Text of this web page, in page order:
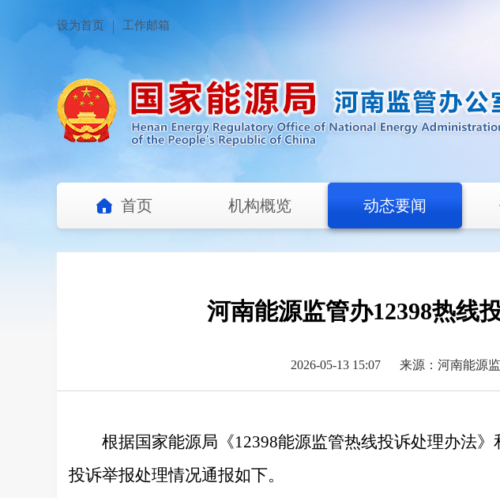
设为首页 工作邮箱
首页 机构概览 动态要闻
河南能源监管办12398热线
2026-05-13 15:07 来源：河南能源
根据国家能源局《12398能源监管热线投诉处理办法
投诉举报处理情况通报如下。